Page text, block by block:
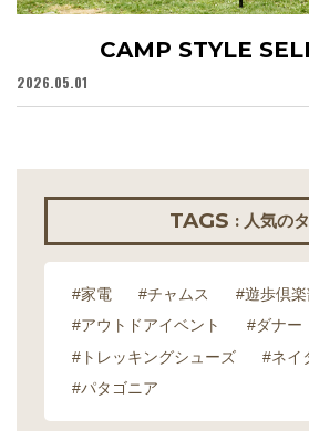
CAMP STYLE
2026.05.01
TAGS : 人気の
#家電 #チャムス #遊歩倶楽
#アウトドアイベント
#ダナー
#トレッキングシューズ
#ネイ
#パタゴニア